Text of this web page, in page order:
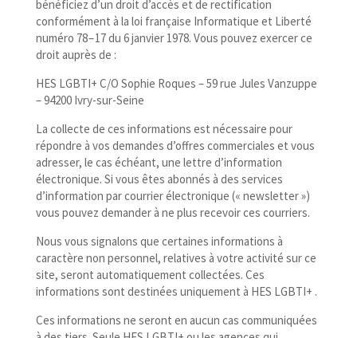
bénéficiez d’un droit d’accès et de rectification
conformément à la loi française Informatique et Liberté
numéro 78 – 17 du 6 janvier 1978. Vous pouvez exercer ce
droit auprès de :
HES LGBTI+ C/​O Sophie Roques – 59 rue Jules Vanzuppe
– 94200 Ivry-sur-Seine
La collecte de ces informations est nécessaire pour
répondre à vos demandes d’offres commerciales et vous
adresser, le cas échéant, une lettre d’information
électronique. Si vous êtes abonnés à des services
d’information par courrier électronique (« newsletter »)
vous pouvez demander à ne plus recevoir ces courriers.
Nous vous signalons que certaines informations à
caractère non personnel, relatives à votre activité sur ce
site, seront automatiquement collectées. Ces
informations sont destinées uniquement à HES LGBTI+ .
Ces informations ne seront en aucun cas communiquées